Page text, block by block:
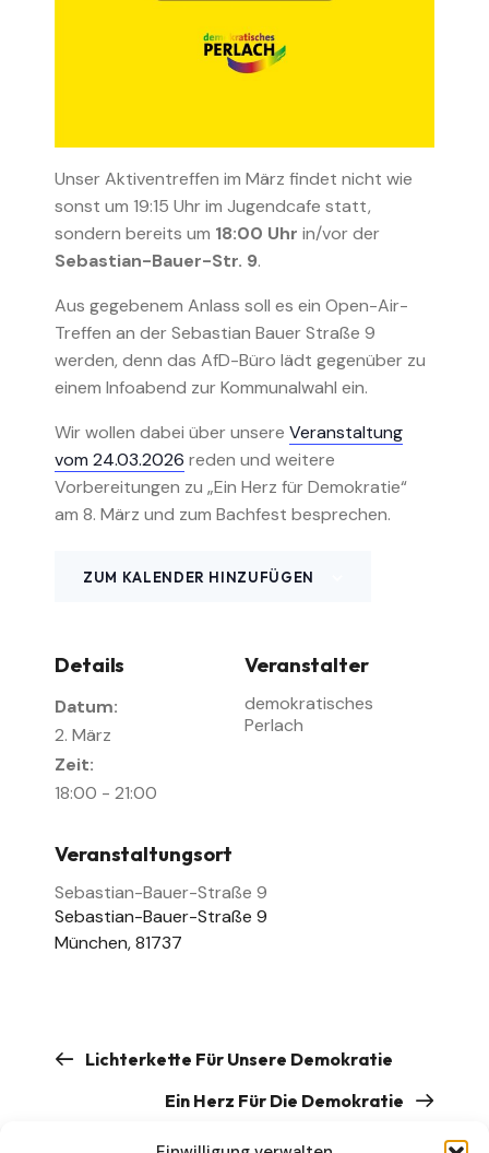
Unser Aktiventreffen im März findet nicht wie
sonst um 19:15 Uhr im Jugendcafe statt,
sondern bereits um 18:00 Uhr in/vor der
Sebastian-Bauer-Str. 9.
Aus gegebenem Anlass soll es ein Open-Air-
Treffen an der Sebastian Bauer Straße 9
werden, denn das AfD-Büro lädt gegenüber zu
einem Infoabend zur Kommunalwahl ein.
Wir wollen dabei über unsere Veranstaltung
vom 24.03.2026 reden und weitere
Vorbereitungen zu „Ein Herz für Demokratie“
am 8. März und zum Bachfest besprechen.
ZUM KALENDER HINZUFÜGEN
Details
Datum:
2. März
Zeit:
18:00 - 21:00
Veranstaltungsort
Sebastian-Bauer-Straße 9
Sebastian-Bauer-Straße 9
München,81737
Veranstalter
demokratisches
Perlach
Lichterkette Für Unsere Demokratie
Ein Herz Für Die Demokratie